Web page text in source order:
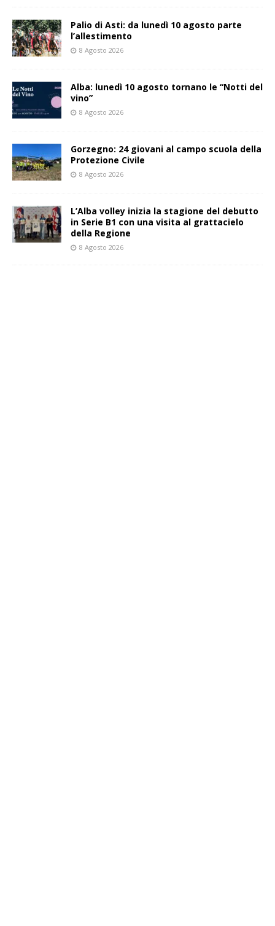
Palio di Asti: da lunedì 10 agosto parte
l’allestimento
8 Agosto 2026
Alba: lunedì 10 agosto tornano le “Notti del
vino”
8 Agosto 2026
Gorzegno: 24 giovani al campo scuola della
Protezione Civile
8 Agosto 2026
L’Alba volley inizia la stagione del debutto
in Serie B1 con una visita al grattacielo
della Regione
8 Agosto 2026